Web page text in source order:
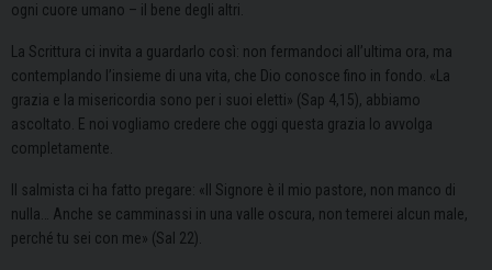
ogni cuore umano – il bene degli altri.
La Scrittura ci invita a guardarlo così: non fermandoci all’ultima ora, ma
contemplando l’insieme di una vita, che Dio conosce fino in fondo. «La
grazia e la misericordia sono per i suoi eletti» (Sap 4,15), abbiamo
ascoltato. E noi vogliamo credere che oggi questa grazia lo avvolga
completamente.
Il salmista ci ha fatto pregare: «Il Signore è il mio pastore, non manco di
nulla… Anche se camminassi in una valle oscura, non temerei alcun male,
perché tu sei con me» (Sal 22).